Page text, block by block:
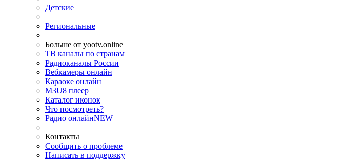
Детские
Региональные
Больше от yootv.online
ТВ каналы по странам
Радиоканалы России
Вебкамеры онлайн
Караоке онлайн
M3U8 плеер
Каталог иконок
Что посмотреть?
Радио онлайнNEW
Контакты
Сообщить о проблеме
Написать в поддержку